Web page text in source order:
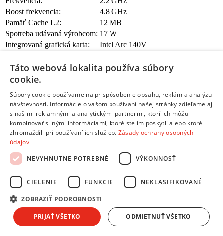
Boost frekvencia:
4.8 GHz
Pamäť Cache L2:
12 MB
Spotreba udávaná výrobcom: 17 W
Integrovaná grafická karta:
Intel Arc 140V
Operačná pamäť RAM
Veľkosť pamäte RAM:
32 GB
Frekvencia / rýchlosť pamäte RAM: 8533 MHz
Počet voľných slotov:
0
Úložný priestor
Typ úložného zariadenia:
SSD
Grafická karta
Integrovaná grafická karta:
áno
Výrobca:
Intel
Táto webová lokalita používa súbory
cookie.
Súbory cookie používame na prispôsobenie obsahu, reklám a analýzu
návštevnosti. Informácie o vašom používaní našej stránky zdieľame aj
s našimi reklamnými a analytickými partnermi, ktorí ich môžu
kombinovať s inými informáciami, ktoré ste im poskytli alebo ktoré
zhromaždili pri používaní ich služieb. Zásady ochrany osobných
údajov
NEVYHNUTNE POTREBNÉ
VÝKONNOSŤ
CIELENIE FUNKCIE NEKLASIFIKOVANÉ
ZOBRAZIŤ PODROBNOSTI
PRIJAŤ VŠETKO ODMIETNUŤ VŠETKO